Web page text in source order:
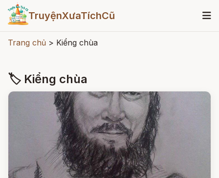
TruyệnXưaTíchCũ
Trang chủ > Kiểng chùa
🏷 Kiểng chùa